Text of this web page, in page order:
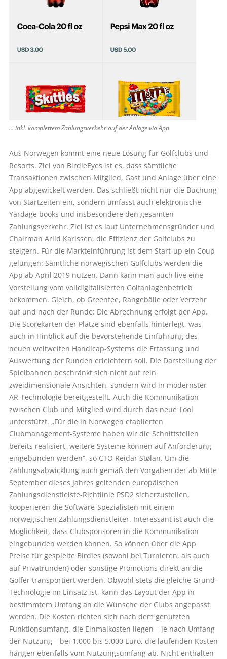
... inkl. komplettem Zahlungsverkehr auf der Anlage via App
Aus Norwegen kommt eine neue Lösung für Golfclubs und
Resorts. Ziel von BirdieEyes ist es, dass sämtliche
Transaktionen zwischen Mitglied, Gast und Anlage über eine
App abgewickelt werden. Das schließt nicht nur die Buchung
von Startzeiten ein, sondern umfasst auch elektronische
Yardage books und insbesondere den gesamten
Zahlungsverkehr. Ziel ist es laut Unternehmensgründer und
Chairman Arild Karlssen, die Effizienz der Golfclubs zu
steigern. Für die Markteinführung ist dem Start-up ein Coup
gelungen: Sämtliche norwegischen Golfclubs werden die
App ab April 2019 nutzen. Dann kann man auch live eine
Vorstellung vom volldigitalisierten Golfanlagenbetrieb
bekommen. Gleich, ob Greenfee, Rangebälle oder Verzehr
auf und nach der Runde: Die Abrechnung erfolgt per App.
Die Scorekarten der Plätze sind ebenfalls hinterlegt, was
auch in Hinblick auf die bevorstehende Einführung des
neuen weltweiten Handicap-Systems die Erfassung und
Auswertung der Runden erleichtern soll. Die Darstellung der
Spielbahnen beschränkt sich nicht auf rein
zweidimensionale Ansichten, sondern wird in modernster
AR-Technologie bereitgestellt. Auch die Kommunikation
zwischen Club und Mitglied wird durch das neue Tool
unterstützt. „Für die in Norwegen etablierten
Clubmanagement-Systeme haben wir die Schnittstellen
bereits realisiert, weitere Systeme können auf Anforderung
eingebunden werden“, so CTO Reidar Stølan. Um die
Zahlungsabwicklung auch gemäß den Vorgaben der ab Mitte
September dieses Jahres geltenden europäischen
Zahlungsdienstleiste-Richtlinie PSD2 sicherzustellen,
kooperieren die Software-Spezialisten mit einem
norwegischen Zahlungsdienstleiter. Interessant ist auch die
Möglichkeit, dass Clubsponsoren in die Kommunikation
eingebunden werden können. So können über die App
Preise für gespielte Birdies (sowohl bei Turnieren, als auch
auf Privatrunden) oder sonstige Promotions direkt an die
Golfer transportiert werden. Obwohl stets die gleiche Grund-
Technologie im Einsatz ist, kann das Layout der App in
bestimmtem Umfang an die Wünsche der Clubs angepasst
werden. Die Kosten richten sich nach dem genutzten
Funktionsumfang, die Einmalkosten liegen – je nach Umfang
der Nutzung – bei 1.000 bis 5.000 Euro, die laufenden Kosten
hängen ebenfalls vom Nutzungsumfang ab. Nicht enthalten